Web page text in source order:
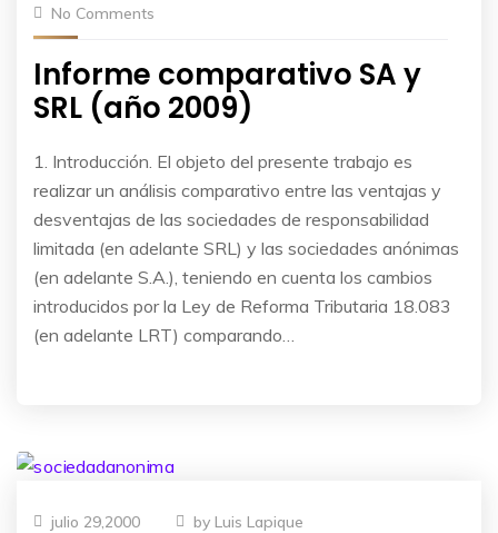
No Comments
Informe comparativo SA y
SRL (año 2009)
1. Introducción. El objeto del presente trabajo es
realizar un análisis comparativo entre las ventajas y
desventajas de las sociedades de responsabilidad
limitada (en adelante SRL) y las sociedades anónimas
(en adelante S.A.), teniendo en cuenta los cambios
introducidos por la Ley de Reforma Tributaria 18.083
(en adelante LRT) comparando…
julio 29,2000 by Luis Lapique